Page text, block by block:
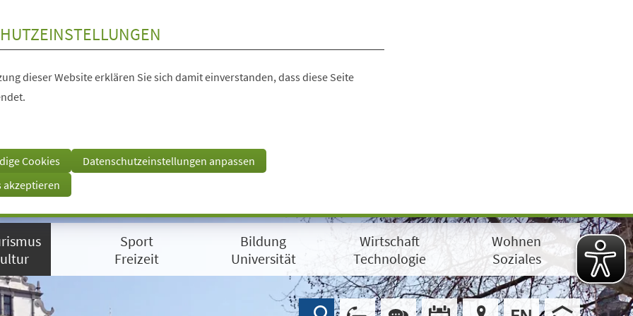
dieser Website erklären Sie sich damit einverstanden, dass diese Seite
Cookies
Datenschutzeinstellungen anpassen
akzeptieren
Sport
Freizeit
Bildung
Universität
Wirtschaft
Technologie
Wohnen
Soziales